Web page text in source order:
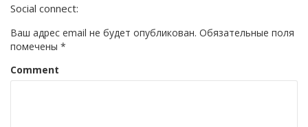
Social connect:
Ваш адрес email не будет опубликован. Обязательные поля
помечены *
Comment